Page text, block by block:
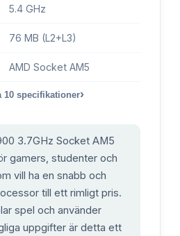
5.4 GHz
76 MB (L2+L3)
AMD Socket AM5
10 specifikationer›
3.7GHz Socket AM5
gamers, studenter och
vill ha en snabb och
till ett rimligt pris.
spel och använder
uppgifter är detta ett